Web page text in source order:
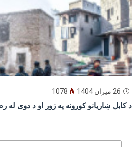
26 میزان 1404 1078
د كابل ښاريانو كورونه په زور او د دوى له